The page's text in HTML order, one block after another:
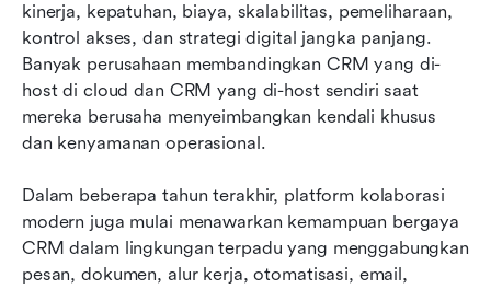
kinerja, kepatuhan, biaya, skalabilitas, pemeliharaan,
kontrol akses, dan strategi digital jangka panjang.
Banyak perusahaan membandingkan CRM yang di-
host di cloud dan CRM yang di-host sendiri saat
mereka berusaha menyeimbangkan kendali khusus
dan kenyamanan operasional.
Dalam beberapa tahun terakhir, platform kolaborasi
modern juga mulai menawarkan kemampuan bergaya
CRM dalam lingkungan terpadu yang menggabungkan
pesan, dokumen, alur kerja, otomatisasi, email,